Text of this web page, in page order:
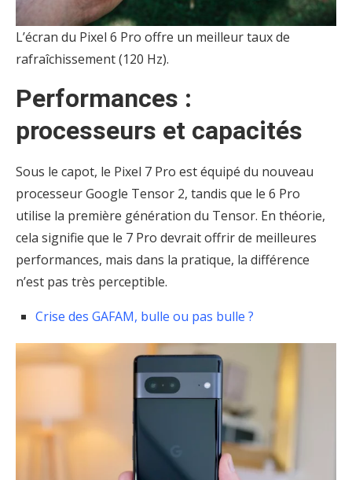
L’écran du Pixel 6 Pro offre un meilleur taux de
rafraîchissement (120 Hz).
Performances :
processeurs et capacités
Sous le capot, le Pixel 7 Pro est équipé du nouveau
processeur Google Tensor 2, tandis que le 6 Pro
utilise la première génération du Tensor. En théorie,
cela signifie que le 7 Pro devrait offrir de meilleures
performances, mais dans la pratique, la différence
n’est pas très perceptible.
Crise des GAFAM, bulle ou pas bulle ?